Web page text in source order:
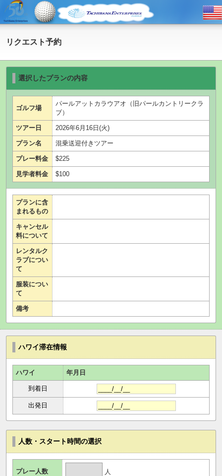
リクエスト予約
選択したプランの内容
ゴルフ場
パールアットカラウアオ（旧パールカントリークラ
ブ）
ツアー日 2026年6月16日(火)
プラン名 混乗送迎付きツアー
プレー料金 $225
見学者料金 $100
プランに含
まれるもの
キャンセル
料について
レンタルク
ラブについ
て
服装につい
て
備考
ハワイ滞在情報
ハワイ 年月日
到着日
出発日
人数・スタート時間の選択
プレー人数 人